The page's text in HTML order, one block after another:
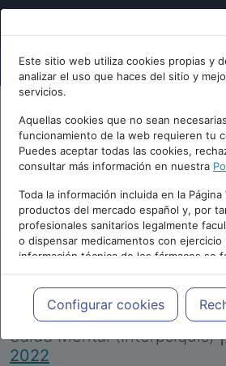
Este sitio web utiliza cookies propias y
analizar el uso que haces del sitio y
servicios.
Aquellas cookies que no sean
funcionamiento de la web requieren tu
Puedes aceptar todas las cookies,
consultar más información en nuestra
Toda la información incluida en la
productos del mercado español y, por
profesionales sanitarios legalmente
o dispensar medicamentos con ejercicio
información técnica de los fármacos se
meramente informativo, siendo
profesionales facultados prescribir
cada caso concreto, el tratamiento más
necesidades del paciente.
Configurar cookies
Repositorio de Artículos |
Internacional de
Salud Mental (Interpsiquis)
2022